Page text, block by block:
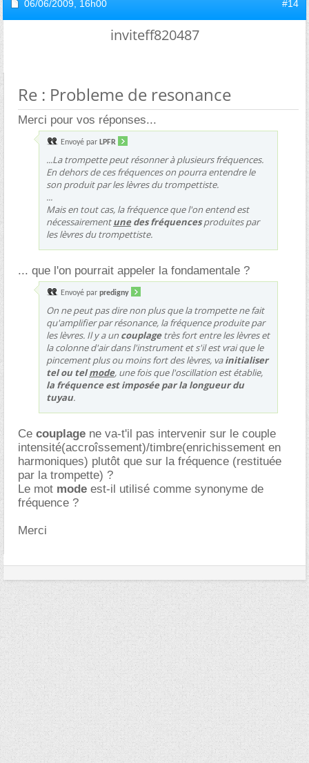
06/06/2009, 16h00 #14
inviteff820487
Re : Probleme de resonance
Merci pour vos réponses...
Envoyé par LPFR
...La trompette peut résonner à plusieurs fréquences.
En dehors de ces fréquences on pourra entendre le
son produit par les lèvres du trompettiste.
...
Mais en tout cas, la fréquence que l'on entend est
nécessairementunedes fréquencesproduites par
les lèvres du trompettiste.
... que l'on pourrait appeler la fondamentale ?
Envoyé par predigny
On ne peut pas dire non plus que la trompette ne fait
qu'amplifier par résonance, la fréquence produite par
les lèvres. Il y a un couplagetrès fort entre les lèvres et
la colonne d'air dans l'instrument et s'il est vrai que le
pincement plus ou moins fort des lèvres, vainitialiser
tel ou telmode, une fois que l'oscillation est établie,
la fréquence est imposée par la longueur du
tuyau.
Ce couplage ne va-t'il pas intervenir sur le couple
intensité(accroîssement)/timbre(enrichissement en
harmoniques) plutôt que sur la fréquence (restituée
par la trompette) ?
Le mot mode est-il utilisé comme synonyme de
fréquence ?
Merci